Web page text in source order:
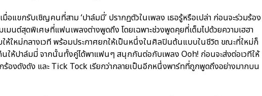
อแขกรับเชิญคนที่สาม ‘ปาล์มมี่’ ปรากฏตัวในเพลง เธอรู้หรือเปล่า ก่อนจะร่วมร้อง
เมนต์สุดพิเศษที่แฟนเพลงต่างพูดถึง โดยเฉพาะช่วงพูดคุยที่เต็มไปด้วยความเฮฮา
ห้ใหม่กลางเวที พร้อมประกาศยกให้เป็นหนึ่งในศิลปินต้นแบบในชีวิต ขณะที่ใหม่ก็
ให้ปาล์มมี่ จากนั้นทั้งคู่ได้พาแฟนๆ สนุกกันต่อกับเพลง Ooh! ก่อนจะส่งต่อเวทีให้
ร้องดังดัง และ Tick Tock เรียกว่ากลายเป็นอีกหนึ่งพาร์ทที่ถูกพูดถึงอย่างมากบน